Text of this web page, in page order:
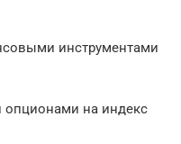
инструментами
опционами на индекс